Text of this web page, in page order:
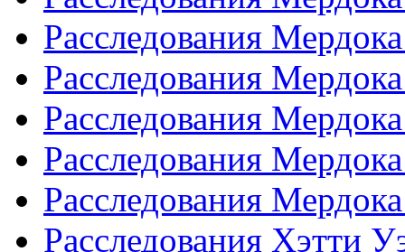
Расследования
Расследования
Расследования
Расследования
Расследования
Расследования Хэтти